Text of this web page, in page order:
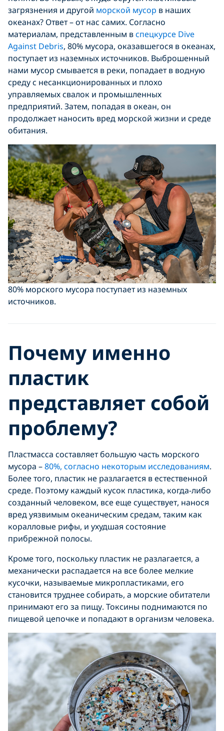
загрязнения и другой морской мусор в наших
океанах? Ответ – от нас самих. Согласно
материалам, представленным вспецкурсе Dive
Against Debris, 80% мусора, оказавшегося в океанах,
поступает из наземных источников. Выброшенный
нами мусор смывается в реки, попадает в водную
среду с несанкционированных и плохо
управляемых свалок и промышленных
предприятий. Затем, попадая в океан, он
продолжает наносить вред морской жизни и среде
обитания.
80% морского мусора поступает из наземных
источников.
Почему именно
пластик
представляет собой
проблему?
Пластмасса составляет большую часть морского
мусора –80%, согласно некоторым исследованиям.
Более того, пластик не разлагается в естественной
среде. Поэтому каждый кусок пластика, когда-либо
созданный человеком, все еще существует, нанося
вред уязвимым океаническим средам, таким как
коралловые рифы, и ухудшая состояние
прибрежной полосы.
Кроме того, поскольку пластик не разлагается, а
механически распадается на все более мелкие
кусочки, называемые микропластиками, его
становится труднее собирать, а морские обитатели
принимают его за пищу. Токсины поднимаются по
пищевой цепочке и попадают в организм человека.